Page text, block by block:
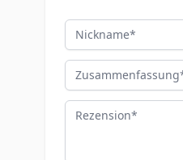
Nickname
Zusammenfassung
Rezension